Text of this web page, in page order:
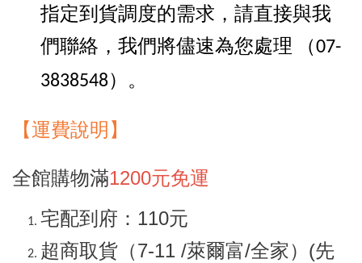
指定到貨調度的需求，請直接與我
們聯絡，我們將儘速為您處理 （07-
3838548） 。
【運費說明】
全館購物滿1200元免運
宅配到府：110元
超商取貨（7-11 /萊爾富/全家）(先